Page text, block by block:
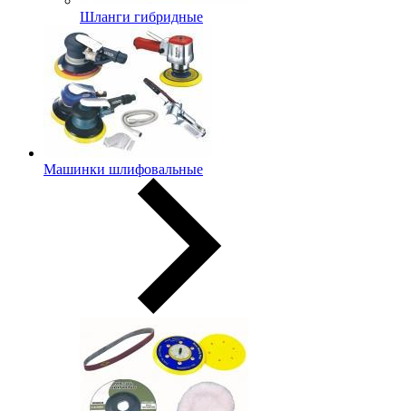
Шланги гибридные
Машинки шлифовальные